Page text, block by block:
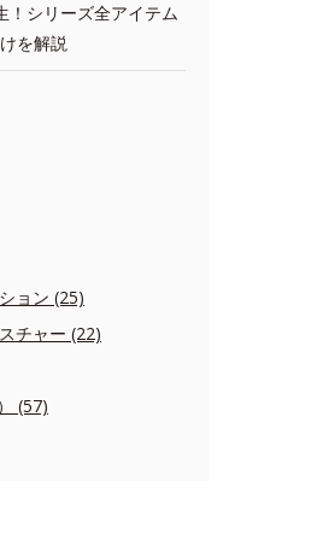
！シリーズ全アイテム
を解説
ョン (25)
チャー (22)
(57)